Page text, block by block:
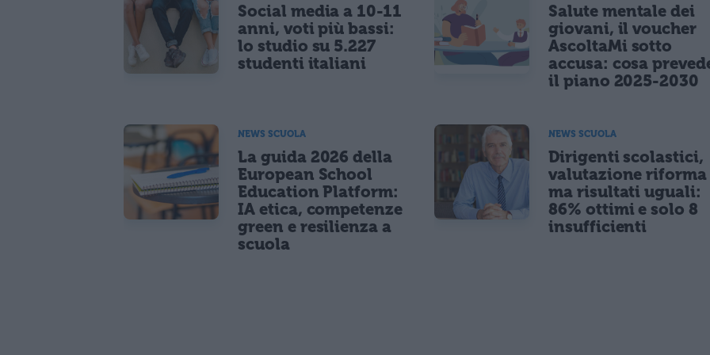
Social media a 10-11
anni, voti più bassi:
lo studio su 5.227
studenti italiani
Salute mentale dei
giovani, il voucher
AscoltaMi sotto
accusa: cosa
il piano 2025-2030
NEWS SCUOLA
La guida 2026 della
European School
Education Platform:
IA etica, competenze
green e resilienza a
scuola
NEWS SCUOLA
Dirigenti scolastici,
valutazione riforma
ma risultati uguali:
86% ottimi e solo 8
insufficienti